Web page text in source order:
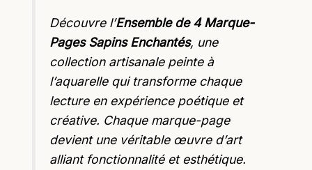
Découvre l’Ensemble de 4 Marque-
Pages Sapins Enchantés, une
collection artisanale peinte à
l’aquarelle qui transforme chaque
lecture en expérience poétique et
créative. Chaque marque-page
devient une véritable œuvre d’art
alliant fonctionnalité et esthétique.